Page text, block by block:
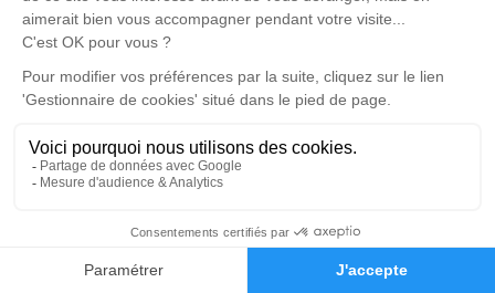
Faire-part Hommages
Un service de plantation d’arbre hommage est
disponible ici.
Je rends hommage
Crémation
Crématorium de Wattrelos
316, Rue de Leers - Parc d’Activités de l’Avelin